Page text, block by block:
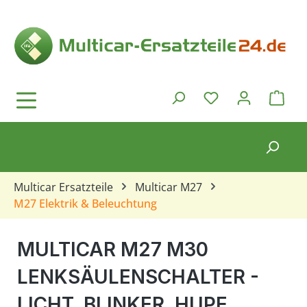
Du hast 0
Multicar Ersatzteile
Multicar M27
M27 Elektrik & Beleuchtung
MULTICAR M27 M30
LENKSÄULENSCHALTER -